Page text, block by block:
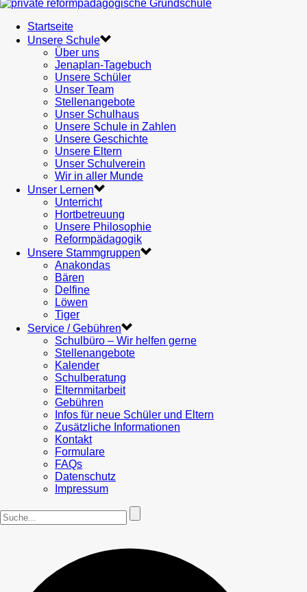
Startseite
Unsere Schule
Über uns
Jenaplan-Tagebuch
Unsere Schüler
Unser Team
Stellenangebote
Unser Schulhaus
Unsere Schule in Zahlen
Unsere Geschichte
Unsere Eltern
Unser Schulverein
Wir in aller Munde
Unser Lernen
Unterricht
Hortbetreuung
Unsere Philosophie
Reformpädagogik
Unsere Stammgruppen
Anakondas
Bären
Delfine
Löwen
Tiger
Service / Gebühren
Schulbüro – Wir helfen gerne
Stellenangebote
Kalender
Schulberatung
Elternmitarbeit
Gebühren
Infos für neue Schüler und Eltern
Zusätzliche Informationen
Kontakt
Formulare
FAQs
Datenschutz
Impressum